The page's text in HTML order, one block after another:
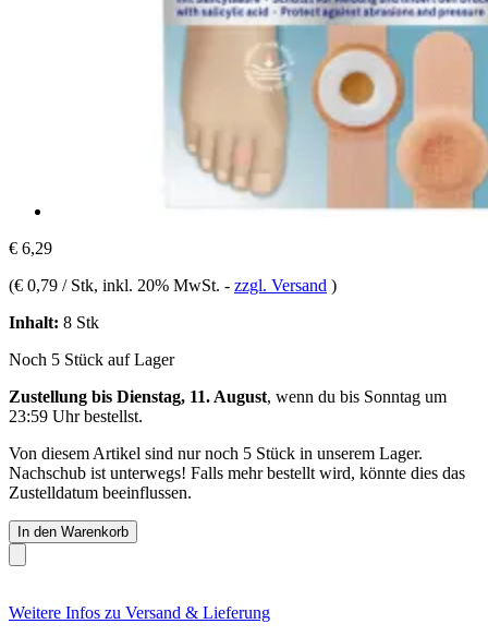
€ 6,29
(€ 0,79 / Stk, inkl. 20% MwSt. - zzgl. Versand )
Inhalt: 8 Stk
Noch 5 Stück auf Lager
Zustellung bis Dienstag, 11. August, wenn du bis Sonntag um
23:59 Uhrbestellst.
Von diesem Artikel sind nur noch 5 Stück in unserem Lager.
Nachschub ist unterwegs! Falls mehr bestellt wird, könnte dies das
Zustelldatum beeinflussen.
In den Warenkorb
Weitere Infos zu Versand & Lieferung